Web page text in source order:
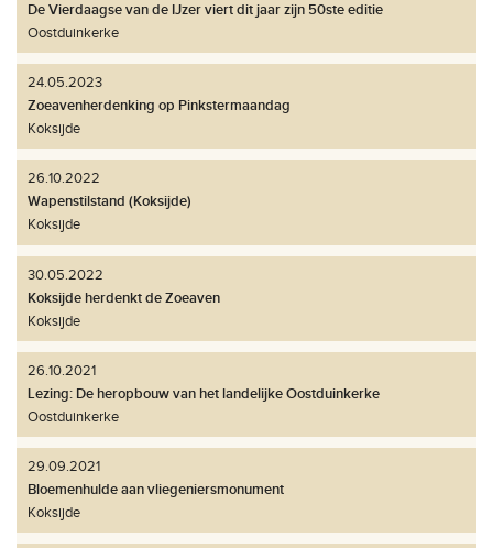
De Vierdaagse van de IJzer viert dit jaar zijn 50ste editie
Oostduinkerke
24.05.2023
Zoeavenherdenking op Pinkstermaandag
Koksijde
26.10.2022
Wapenstilstand (Koksijde)
Koksijde
30.05.2022
Koksijde herdenkt de Zoeaven
Koksijde
26.10.2021
Lezing: De heropbouw van het landelijke Oostduinkerke
Oostduinkerke
29.09.2021
Bloemenhulde aan vliegeniersmonument
Koksijde